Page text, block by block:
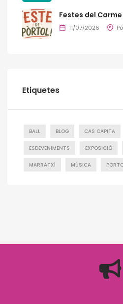
Festes del
11/07/2026
Etiquetes
BALL BLOG CAS CAPITA
ESDEVENIMENTS EXPOSICIÓ
MARRATXÍ MÚSICA